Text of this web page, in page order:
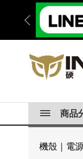
商品
機殼｜電